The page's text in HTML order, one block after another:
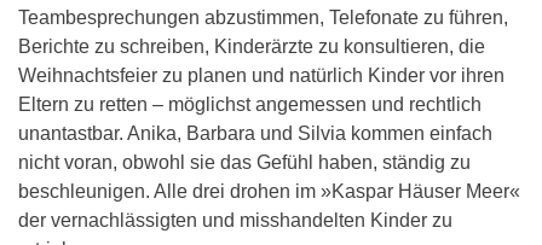
Teambesprechungen abzustimmen, Telefonate zu führen,
Berichte zu schreiben, Kinderärzte zu konsultieren, die
Weihnachtsfeier zu planen und natürlich Kinder vor ihren
Eltern zu retten – möglichst angemessen und rechtlich
unantastbar. Anika, Barbara und Silvia kommen einfach
nicht voran, obwohl sie das Gefühl haben, ständig zu
beschleunigen. Alle drei drohen im »Kaspar Häuser Meer«
der vernachlässigten und misshandelten Kinder zu